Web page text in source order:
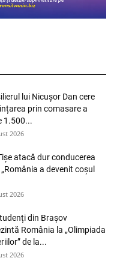
lui Nicușor Dan cere
prin comasare a
1.500...
2026
atacă dur conducerea
a devenit coșul
2026
din Brașov
România la „Olimpiada
de la...
2026